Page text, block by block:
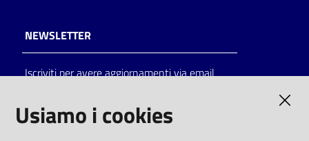
Catalogo
Eventi
NEWSLETTER
Iscriviti per avere aggiornamenti via email
Usiamo i cookies